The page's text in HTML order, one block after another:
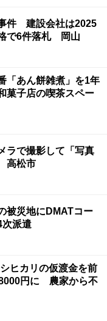
件 建設会社は2025
で6件落札 岡山
「あん餅雑煮」を1年
子店の喫茶スペー
ラで撮影して「写真
高松市
被災地にDMATコー
次派遣
ヒカリの仮渡金を前
円に 農家から不